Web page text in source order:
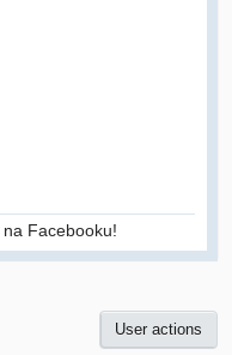
na Facebooku!
User actions